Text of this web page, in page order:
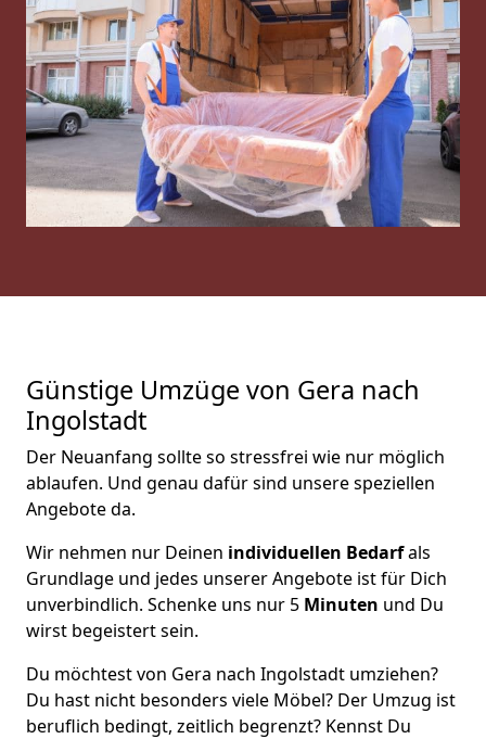
Günstige Umzüge von Gera nach
Ingolstadt
Der Neuanfang sollte so stressfrei wie nur möglich
ablaufen. Und genau dafür sind unsere speziellen
Angebote da.
Wir nehmen nur Deinen individuellen Bedarfals
Grundlage und jedes unserer Angebote ist für Dich
unverbindlich. Schenke uns nur 5 Minuten und Du
wirst begeistert sein.
Du möchtest von Gera nach Ingolstadt umziehen?
Du hast nicht besonders viele Möbel? Der Umzug ist
beruflich bedingt, zeitlich begrenzt? Kennst Du